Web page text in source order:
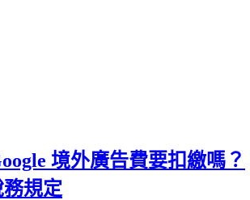
境外廣告費要扣繳嗎？
規定